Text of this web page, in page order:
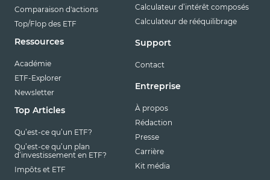
Comparaison d'actions
Top/Flop des ETF
Ressources
Académie
ETF-Explorer
Newsletter
Top Articles
Qu’est-ce qu’un ETF?
Qu’est-ce qu’un plan
d’investissement en ETF?
Impôts et ETF
Calculateur d’intérêt composés
Calculateur de rééquilibrage
Support
Contact
Entreprise
À propos
Rédaction
Presse
Carrière
Kit média